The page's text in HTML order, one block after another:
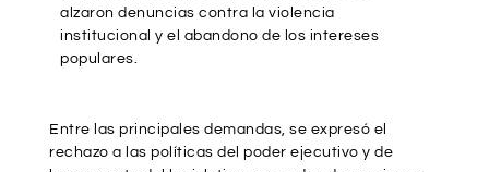
alzaron denuncias contra la violencia
institucional y el abandono de los intereses
populares.
Entre las principales demandas, se expresó el
rechazo a las políticas del poder ejecutivo y de